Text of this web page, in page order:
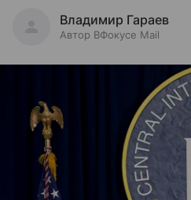
Владимир Гараев
Автор ВФокусе Mail